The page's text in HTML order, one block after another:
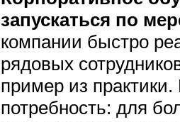
запускаться по
компании быстро
рядовых
пример из
потребность: для